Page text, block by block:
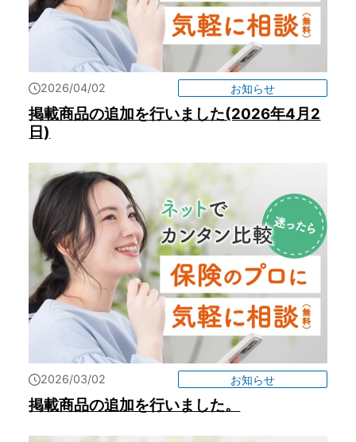
2026/04/02 お知らせ
掲載商品の追加を行いました(2026年4月2
日)
2026/03/02 お知らせ
掲載商品の追加を行いました。